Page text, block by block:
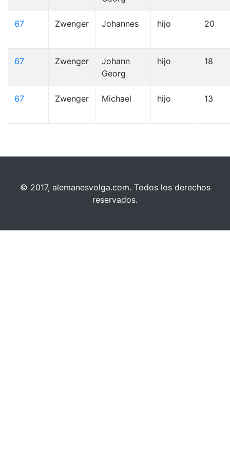
67 Zwenger Johannes hijo 20
67 Zwenger
Johann
Georg
hijo 18
67 Zwenger Michael hijo 13
© 2017, alemanesvolga.com. Todos los derechos
reservados.